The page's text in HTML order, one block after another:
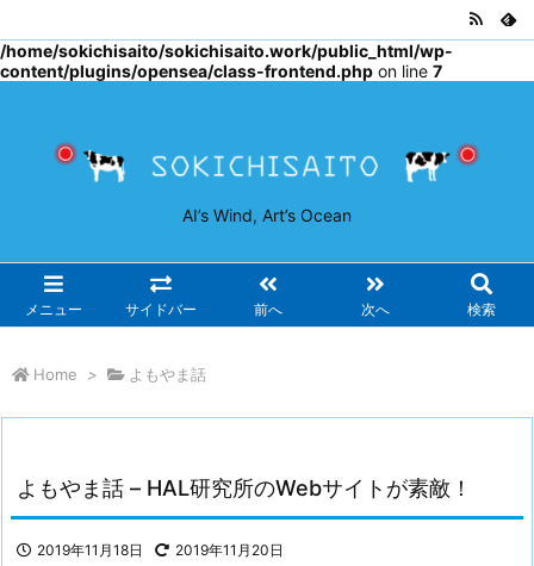
/home/sokichisaito/sokichisaito.work/public_html/wp-
content/plugins/opensea/class-frontend.php on line 7
AI’s Wind, Art’s Ocean
メニュー サイドバー 前へ 次へ 検索
Home > よもやま話
よもやま話 – HAL研究所のWebサイトが素敵！
2019年11月18日 2019年11月20日